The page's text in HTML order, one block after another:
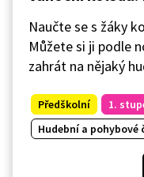
Naučte se s žáky
Můžete si ji podle
zahrát na nějaký
Předškolní 1.
Hudební a pohybové